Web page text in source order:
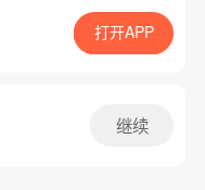
App免费看
打开APP
继续